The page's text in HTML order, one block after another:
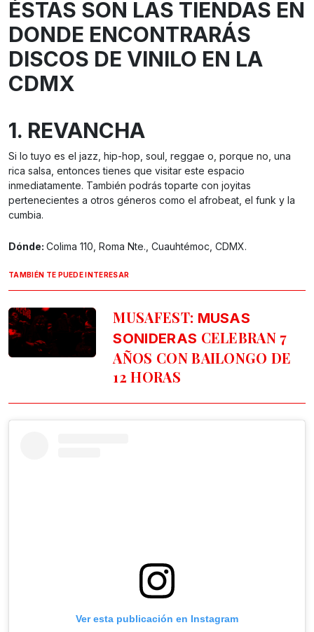
ÉSTAS SON LAS TIENDAS EN
DONDE ENCONTRARÁS
DISCOS DE VINILO EN LA
CDMX
1. REVANCHA
Si lo tuyo es el jazz, hip-hop, soul, reggae o, porque no, una
rica salsa, entonces tienes que visitar este espacio
inmediatamente. También podrás toparte con joyitas
pertenecientes a otros géneros como el afrobeat, el funk y la
cumbia.
Dónde: Colima 110, Roma Nte., Cuauhtémoc, CDMX.
TAMBIÉN TE PUEDE INTERESAR
MUSAFEST: MUSAS
SONIDERAS CELEBRAN 7
AÑOS CON BAILONGO DE
12 HORAS
Ver esta publicación en Instagram